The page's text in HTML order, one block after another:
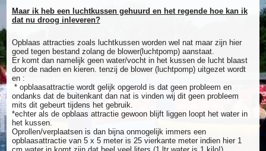
Maar ik heb een luchtkussen gehuurd en het regende hoe kan ik
dat nu droog inleveren?
Opblaas attracties zoals luchtkussen worden wel nat maar zijn hier
goed tegen bestand zolang de blower(luchtpomp) aanstaat.
Er komt dan namelijk geen water/vocht in het kussen de lucht blaast
door de naden en kieren. tenzij de blower (luchtpomp) uitgezet wordt
en :
* opblaasattractie wordt gelijk opgerold is dat geen probleem en
ondanks dat de buitenkant dan nat is vinden wij dit geen probleem
mits dit gebeurt tijdens het gebruik.
*echter als de opblaas attractie gewoon blijft liggen loopt het water in
het kussen.
Oprollen/verplaatsen is dan bijna onmogelijk immers een
opblaasattractie van 5 x 5 meter is 25 vierkante meter indien hier 1